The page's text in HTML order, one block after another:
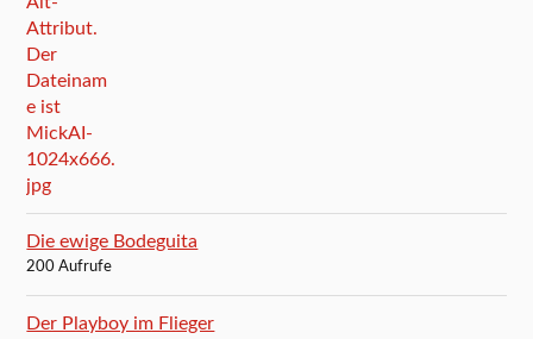
Die ewige Bodeguita
200 Aufrufe
Der Playboy im Flieger